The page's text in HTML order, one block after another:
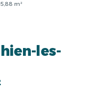
m²
les-